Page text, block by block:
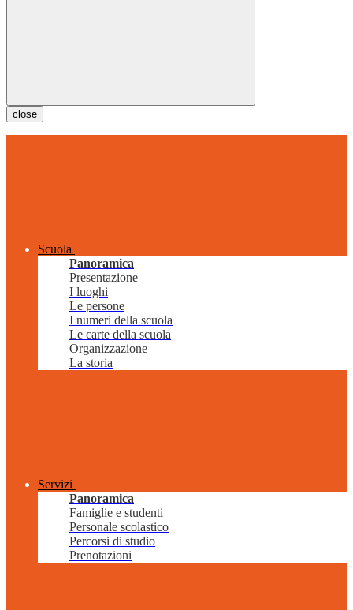
close
Scuola
Panoramica
Presentazione
I luoghi
Le persone
I numeri della scuola
Le carte della scuola
Organizzazione
La storia
Servizi
Panoramica
Famiglie e studenti
Personale scolastico
Percorsi di studio
Prenotazioni